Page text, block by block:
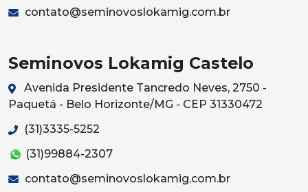
contato@seminovoslokamig.com.br
Seminovos Lokamig Castelo
Avenida Presidente Tancredo Neves, 2750 -
Paquetá - Belo Horizonte/MG - CEP 31330472
(31)3335-5252
(31)99884-2307
contato@seminovoslokamig.com.br